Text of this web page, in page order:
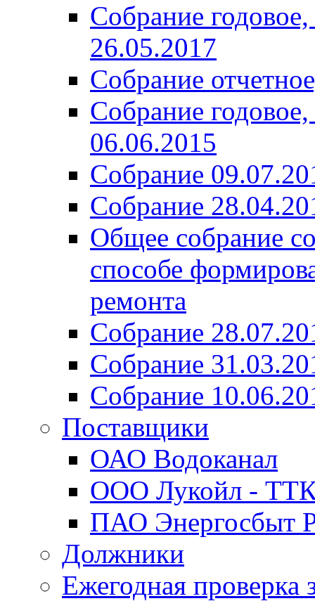
Собрание
26.05.2017
Собрание
Собрание
06.06.2015
Собрание
Собрание
Общее собрание
способе
ремонта
Собрание
Собрание
Собрание
Поставщики
ОАО Водоканал
ООО Лукойл -
ПАО Энергосбыт
Должники
Ежегодная проверка